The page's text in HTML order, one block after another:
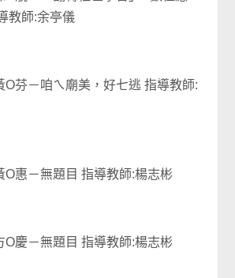
教師:余亭儀
O芬－咱ㄟ廟美，好七逃 指導教師:
O惠－無題目 指導教師:楊志彬
O慶－無題目 指導教師:楊志彬